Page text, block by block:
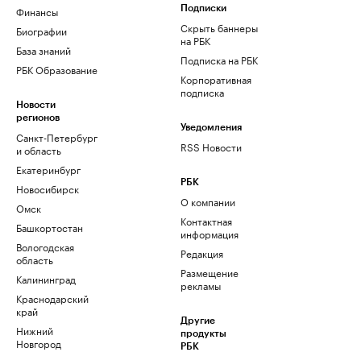
Финансы
Биографии
База знаний
РБК Образование
Новости
регионов
Санкт-Петербург
и область
Екатеринбург
Новосибирск
Омск
Башкортостан
Вологодская
область
Калининград
Краснодарский
край
Нижний
Новгород
Подписки
Скрыть баннеры
на РБК
Подписка на РБК
Корпоративная
подписка
Уведомления
RSS Новости
РБК
О компании
Контактная
информация
Редакция
Размещение
рекламы
Другие
продукты
РБК